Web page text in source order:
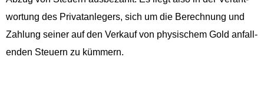
wor­tung des Pri­vatan­legers, sich um die Berech­nung und
Zahlung sein­er auf den Verkauf von physis­chem Gold anfal­l­
en­den Steuern zu kümmern.